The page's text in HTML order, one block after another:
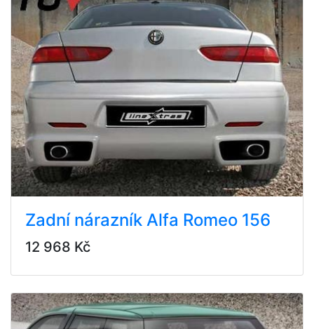
Zadní nárazník Alfa Romeo 156
12 968 Kč